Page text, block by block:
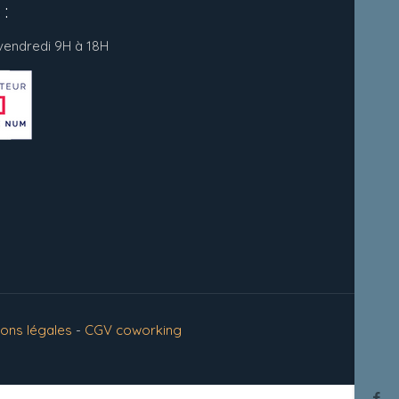
9H à 18H
légales - CGV coworking